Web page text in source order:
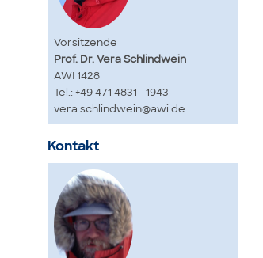
Vorsitzende
Prof. Dr. Vera Schlindwein
AWI 1428
Tel.: +49 471 4831 - 1943
vera.schlindwein@awi.de
Kontakt